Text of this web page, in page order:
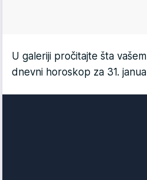
U galeriji pročitajte šta
dnevni horoskop za 31.